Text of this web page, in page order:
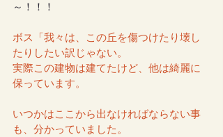
～！！！
ボス「我々は、この丘を傷つけたり壊し
たりしたい訳じゃない。
実際この建物は建てたけど、他は綺麗に
保っています。
いつかはここから出なければならない事
も、分かっていました。